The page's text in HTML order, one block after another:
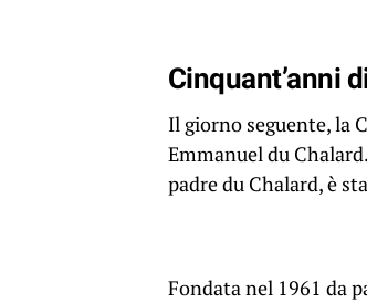
Cinquant’anni
Il giorno seguente, la
Emmanuel du
padre du Chalard, è
Fondata nel 1961 da